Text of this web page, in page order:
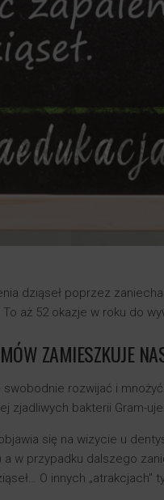
dziąseł poprzez
aż 52 okazje w roku do
ZAMIESZKUJE
rozwijać i
zjadliwych bakterii Gram-
się na wizycie u
w przypadku dalszego
O innych „atrakcjach”